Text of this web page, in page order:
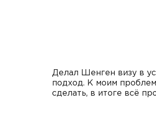
Делал Шенген визу в
подход. К моим
сделать, в итоге всё